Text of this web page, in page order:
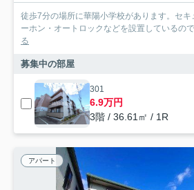
徒歩7分の場所に華陽小学校があります。セキ
ーホン・オートロックなどを設置しているの
る
募集中の部屋
301
6.9万円
3階 / 36.61㎡ / 1R
アパート